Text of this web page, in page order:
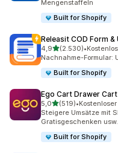
Mengenstaffeln
Built for Shopify
Releasit COD Form &
4,9von 5 Sternen
(2.530)
2530 Rezensionen
•
Nachnahme-Formular:
Built for Shopify
Ego Cart Drawer
5,0von 5 Sternen
(519)
519 Rezensionen
•
Steigere Umsätze mit
Gratisgeschenken usw.
Built for Shopify